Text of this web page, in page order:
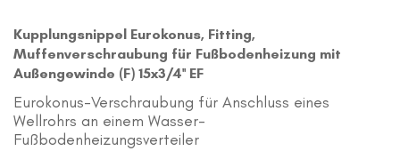
Kupplungsnippel Eurokonus, Fitting,
Muffenverschraubung für Fußbodenheizung mit
Außengewinde (F) 15x3/4'' EF
Eurokonus-Verschraubung für Anschluss eines
Wellrohrs an einem Wasser-
Fußbodenheizungsverteiler